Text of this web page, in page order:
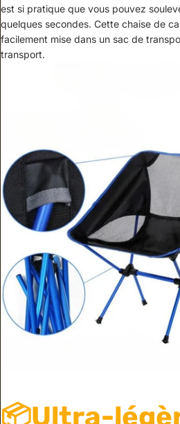
est si pratique que vous pouvez
quelques secondes. Cette chaise de
facilement mise dans un sac de
transport.
📦Ultra-